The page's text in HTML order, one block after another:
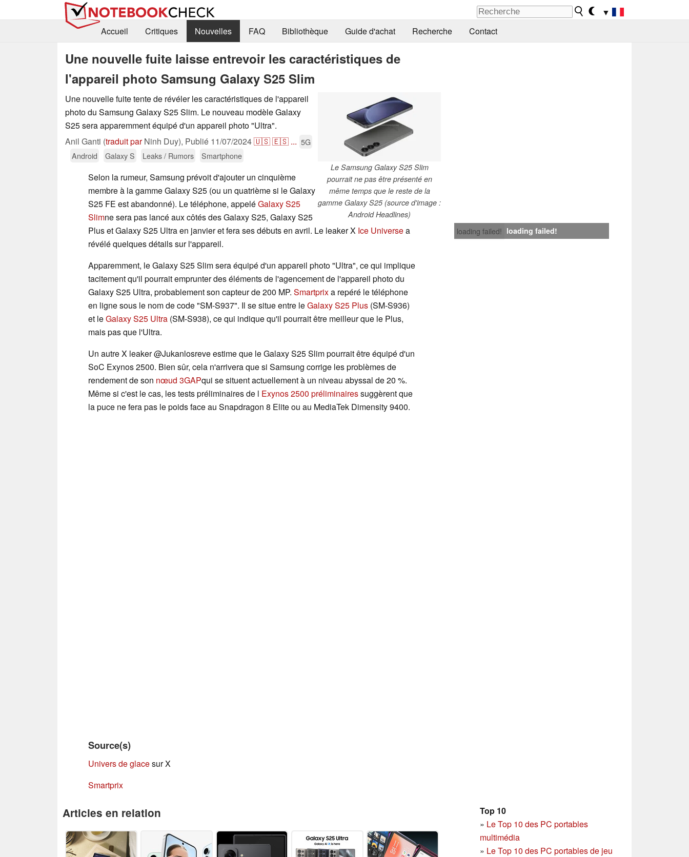
▼
Accueil
Critiques Nouvelles FAQ Bibliothèque Guide d'achat Recherche Contact
Une nouvelle fuite laisse entrevoir les caractéristiques de
l'appareil photo Samsung Galaxy S25 Slim
Le Samsung Galaxy S25 Slim
pourrait ne pas être présenté en
même temps que le reste de la
gamme Galaxy S25 (source d'image :
Android Headlines)
Une nouvelle fuite tente de révéler les caractéristiques de l'appareil
photo du Samsung Galaxy S25 Slim. Le nouveau modèle Galaxy
S25 sera apparemment équipé d'un appareil photo "Ultra".
Anil Ganti (traduit parNinh Duy), Publié 11/07/2024🇺🇸🇪🇸 ... 5G
Android
Galaxy S Leaks / Rumors Smartphone
loading failed! loading failed!
Selon la rumeur, Samsung prévoit d'ajouter un cinquième
membre à la gamme Galaxy S25 (ou un quatrième si le Galaxy
S25 FE est abandonné). Le téléphone, appeléGalaxy S25
Slimne sera pas lancé aux côtés des Galaxy S25, Galaxy S25
Plus et Galaxy S25 Ultra en janvier et fera ses débuts en avril. Le leaker X Ice Universea
révélé quelques détails sur l'appareil.
Apparemment, le Galaxy S25 Slim sera équipé d'un appareil photo "Ultra", ce qui implique
tacitement qu'il pourrait emprunter des éléments de l'agencement de l'appareil photo du
Galaxy S25 Ultra, probablement son capteur de 200 MP. Smartprixa repéré le téléphone
en ligne sous le nom de code "SM-S937". Il se situe entre leGalaxy S25 Plus (SM-S936)
et leGalaxy S25 Ultra (SM-S938), ce qui indique qu'il pourrait être meilleur que le Plus,
mais pas que l'Ultra.
Un autre X leaker @Jukanlosreve estime que le Galaxy S25 Slim pourrait être équipé d'un
SoC Exynos 2500. Bien sûr, cela n'arrivera que si Samsung corrige les problèmes de
rendement de son nœud 3GAPqui se situent actuellement à un niveau abyssal de 20 %.
Même si c'est le cas, les tests préliminaires de l Exynos 2500 préliminairessuggèrent que
la puce ne fera pas le poids face au Snapdragon 8 Elite ou au MediaTek Dimensity 9400.
Source(s)
Univers de glacesur X
Smartprix
Top 10
» Le Top 10 des PC portables
multimédia
» Le Top 10 des PC portables de jeu
Articles en relation